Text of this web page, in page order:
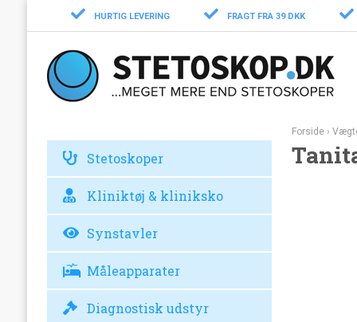
HURTIG LEVERING FRAGT FRA 39 DKK
Stetoskoper
Kliniktøj & kliniksko
Synstavler
Måleapparater
Diagnostisk udstyr
Forside›